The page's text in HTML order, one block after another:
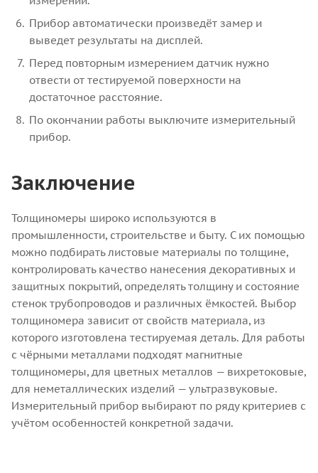
Прибор автоматически произведёт замер и
выведет результаты на дисплей.
Перед повторным измерением датчик нужно
отвести от тестируемой поверхности на
достаточное расстояние.
По окончании работы выключите измерительный
прибор.
Заключение
Толщиномеры широко используются в
промышленности, строительстве и быту. С их помощью
можно подбирать листовые материалы по толщине,
контролировать качество нанесения декоративных и
защитных покрытий, определять толщину и состояние
стенок трубопроводов и различных ёмкостей. Выбор
толщиномера зависит от свойств материала, из
которого изготовлена тестируемая деталь. Для работы
с чёрными металлами подходят магнитные
толщиномеры, для цветных металлов — вихретоковые,
для неметаллических изделий — ультразвуковые.
Измерительный прибор выбирают по ряду критериев с
учётом особенностей конкретной задачи.